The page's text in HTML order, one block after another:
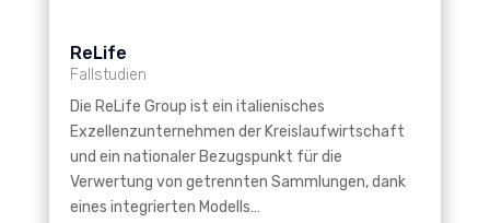
ReLife
Fallstudien
Die ReLife Group ist ein italienisches
Exzellenzunternehmen der Kreislaufwirtschaft
und ein nationaler Bezugspunkt für die
Verwertung von getrennten Sammlungen, dank
eines integrierten Modells…